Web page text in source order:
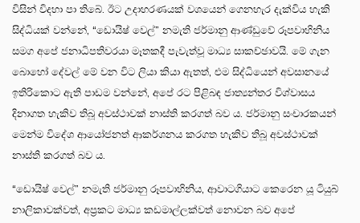
විසින් විදහා පා තිබේ. ඊට උදාහරණයක් වශයෙන් ගෙනහැර දැක්විය හැකි
සිද්ධියක් වන්නේ, “ඩොයිෂ් වෙල්” නමැති ජර්මානු ආණ්ඩුවේ රූපවාහිනිය
සමග අපේ ජනාධිපතිවරයා මෑතකදී පැවැත්වූ මාධ්‍ය සාකච්ඡාවයි. මේ ගැන
බොහෝ දේවල් මේ වන විට ලියා කියා ඇතත්, එම සිද්ධියෙන් අවසානයේ
ඉතිරිකොට ඇති පාඩම වන්නේ, අපේ රට පිළිබඳ ජාත්‍යන්තර විශ්වාසය
දිනාගත හැකිව තිබූ අවස්ථාවක් නාස්ති කරගත් බව ය. ජර්මානු සංචාරකයන්
මෙන්ම විදේශ ආයෝජනත් ආකර්ශනය කරගත හැකිව තිබූ අවස්ථාවක්
නාස්ති කරගත් බව ය.
“ඩොයිෂ් වෙල්” නමැති ජර්මානු රූපවාහිනිය, ආවාටගියාට කෙරෙන යූ ටියුබ්
නාලිකාවක්වත්, අප්‍රකට මාධ්‍ය කඩමාල්ලක්වත් නොවන බව අපේ